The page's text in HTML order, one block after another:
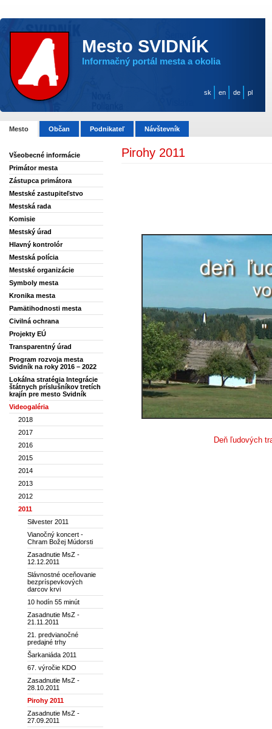
Mesto SVIDNÍK
Informačný portál mesta a okolia
sk en de pl
Mesto Občan Podnikateľ Návštevník
Všeobecné informácie
Primátor mesta
Zástupca primátora
Mestské zastupiteľstvo
Mestská rada
Komisie
Mestský úrad
Hlavný kontrolór
Mestská polícia
Mestské organizácie
Symboly mesta
Kronika mesta
Pamätihodnosti mesta
Civilná ochrana
Projekty EÚ
Transparentný úrad
Program rozvoja mesta
Svidník na roky 2016 – 2022
Lokálna stratégia Integrácie
štátnych príslušníkov tretích
krajín pre mesto Svidník
Videogaléria
2018
2017
2016
2015
2014
2013
2012
2011
Silvester 2011
Vianočný koncert -
Chram Božej Múdorsti
Zasadnutie MsZ -
12.12.2011
Slávnostné oceňovanie
bezpríspevkových
darcov krvi
10 hodín 55 minút
Zasadnutie MsZ -
21.11.2011
21. predvianočné
predajné trhy
Šarkaniáda 2011
67. výročie KDO
Zasadnutie MsZ -
28.10.2011
Pirohy 2011
Zasadnutie MsZ -
27.09.2011
Pirohy 2011
Deň ľudových